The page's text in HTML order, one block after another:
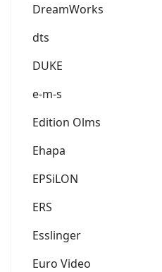
DreamWorks
dts
DUKE
e-m-s
Edition Olms
Ehapa
EPSiLON
ERS
Esslinger
Euro Video